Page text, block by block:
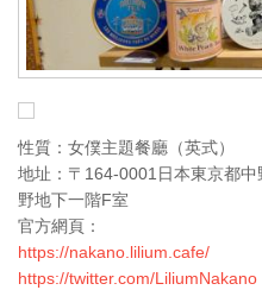
性質：女僕主題餐廳（英式）
地址：〒164-0001日本東京都
野地下一階F室
官方網頁：
https://nakano.lilium.cafe/
https://twitter.com/LiliumNakano